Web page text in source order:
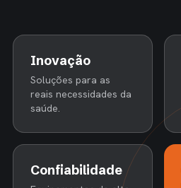
Inovação
Soluções para as
reais necessidades da
saúde.
Confiabilidade